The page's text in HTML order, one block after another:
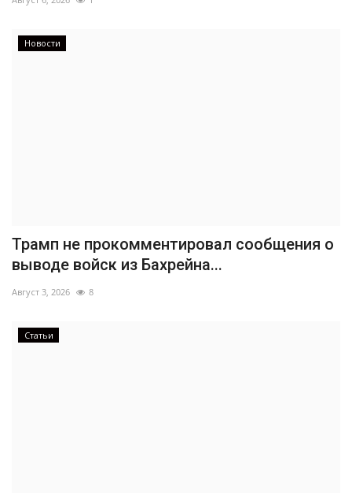
Новости
Трамп не прокомментировал сообщения о
выводе войск из Бахрейна...
Август 3, 2026 8
Статьи